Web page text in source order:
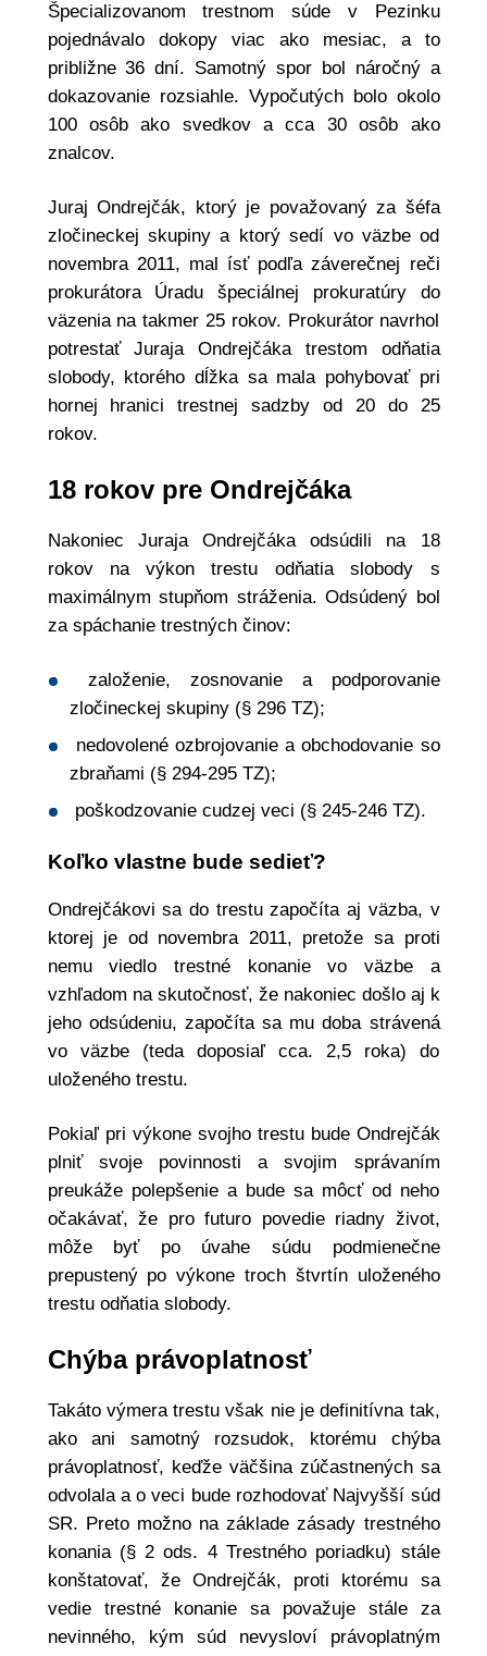
Špecializovanom trestnom súde v Pezinku
pojednávalo dokopy viac ako mesiac, a to
približne 36 dní. Samotný spor bol náročný a
dokazovanie rozsiahle. Vypočutých bolo okolo
100 osôb ako svedkov a cca 30 osôb ako
znalcov.
Juraj Ondrejčák, ktorý je považovaný za šéfa
zločineckej skupiny a ktorý sedí vo väzbe od
novembra 2011, mal ísť podľa záverečnej reči
prokurátora Úradu špeciálnej prokuratúry do
väzenia na takmer 25 rokov. Prokurátor navrhol
potrestať Juraja Ondrejčáka trestom odňatia
slobody, ktorého dĺžka sa mala pohybovať pri
hornej hranici trestnej sadzby od 20 do 25
rokov.
18 rokov pre Ondrejčáka
Nakoniec Juraja Ondrejčáka odsúdili na 18
rokov na výkon trestu odňatia slobody s
maximálnym stupňom stráženia. Odsúdený bol
za spáchanie trestných činov:
založenie, zosnovanie a podporovanie
zločineckej skupiny (§ 296 TZ);
nedovolené ozbrojovanie a obchodovanie so
zbraňami (§ 294-295 TZ);
poškodzovanie cudzej veci (§ 245-246 TZ).
Koľko vlastne bude sedieť?
Ondrejčákovi sa do trestu započíta aj väzba, v
ktorej je od novembra 2011, pretože sa proti
nemu viedlo trestné konanie vo väzbe a
vzhľadom na skutočnosť, že nakoniec došlo aj k
jeho odsúdeniu, započíta sa mu doba strávená
vo väzbe (teda doposiaľ cca. 2,5 roka) do
uloženého trestu.
Pokiaľ pri výkone svojho trestu bude Ondrejčák
plniť svoje povinnosti a svojim správaním
preukáže polepšenie a bude sa môcť od neho
očakávať, že pro futuro povedie riadny život,
môže byť po úvahe súdu podmienečne
prepustený po výkone troch štvrtín uloženého
trestu odňatia slobody.
Chýba právoplatnosť
Takáto výmera trestu však nie je definitívna tak,
ako ani samotný rozsudok, ktorému chýba
právoplatnosť, keďže väčšina zúčastnených sa
odvolala a o veci bude rozhodovať Najvyšší súd
SR. Preto možno na základe zásady trestného
konania (§ 2 ods. 4 Trestného poriadku) stále
konštatovať, že Ondrejčák, proti ktorému sa
vedie trestné konanie sa považuje stále za
nevinného, kým súd nevysloví právoplatným